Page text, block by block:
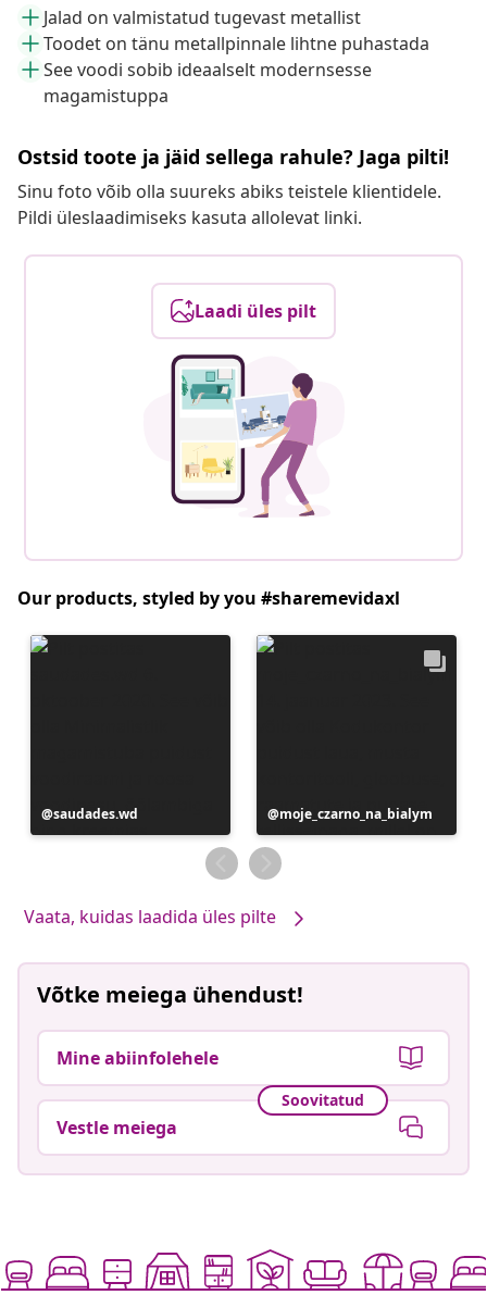
Jalad on valmistatud tugevast metallist
Toodet on tänu metallpinnale lihtne puhastada
See voodi sobib ideaalselt modernsesse
magamistuppa
Ostsid toote ja jäid sellega rahule? Jaga pilti!
Sinu foto võib olla suureks abiks teistele klientidele.
Pildi üleslaadimiseks kasuta allolevat linki.
Laadi üles pilt
Our products, styled by you #sharemevidaxl
Postitus
avaldatud
saudades.wd
Postitus
avaldatud
moje_czarno_na_bialym
Vaata, kuidas laadida üles pilte
Võtke meiega ühendust!
Mine abiinfolehele
Soovitatud
Vestle meiega